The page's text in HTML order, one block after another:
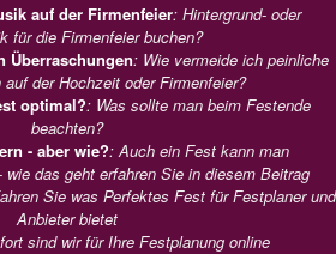
auf der Firmenfeier: Hintergrund- oder
für die Firmenfeier buchen?
Überraschungen: Wie vermeide ich peinliche
auf der Hochzeit oder Firmenfeier?
optimal?: Was sollte man beim Festende
beachten?
- aber wie?: Auch ein Fest kann man
das geht erfahren Sie in diesem Beitrag
Sie was Perfektes Fest für Festplaner und
Anbieter bietet
sind wir für Ihre Festplanung online